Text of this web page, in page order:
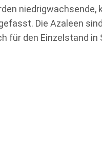
niedrigwachsende,
Die Azaleen
für den Einzelstand